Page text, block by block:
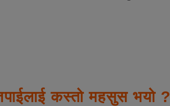
कस्तो महसुस भयो ?